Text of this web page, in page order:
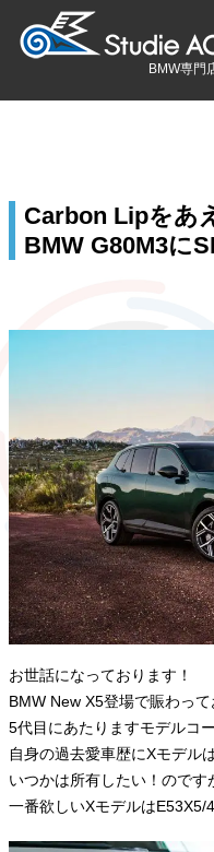
BMW専門
Carbon Lipをあ
BMW G80M3に
お世話になっております！
BMW New X5登場で賑わっ
5代目にあたりますモデルコ
自身の過去愛車歴にXモデル
いつかは所有したい！のです
一番欲しいXモデルはE53X5/